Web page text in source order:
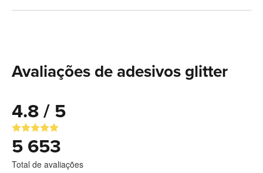
Avaliações de adesivos glitter
4.8 / 5
5 653
Total de avaliações